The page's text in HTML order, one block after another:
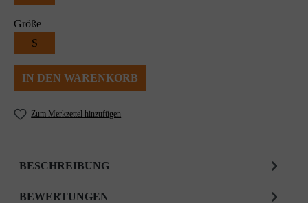
Größe
S
IN DEN WARENKORB
Zum Merkzettel hinzufügen
BESCHREIBUNG
BEWERTUNGEN